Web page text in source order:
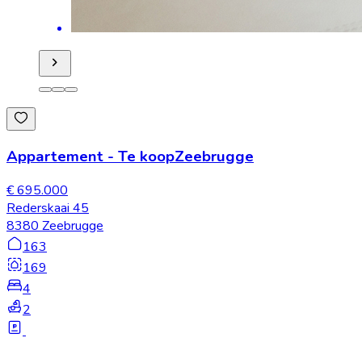
Appartement - Te koopZeebrugge
€ 695.000
Rederskaai 45
8380 Zeebrugge
163
169
4
2